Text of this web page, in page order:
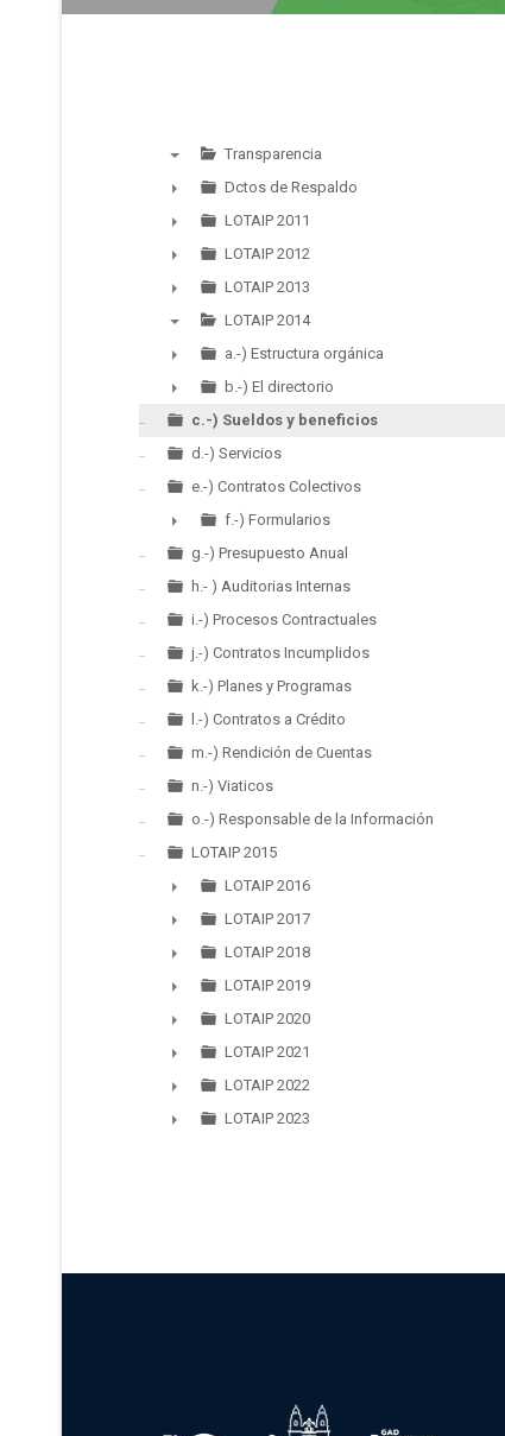
▼
Transparencia
►
Dctos de Respaldo
►
LOTAIP 2011
►
LOTAIP 2012
►
LOTAIP 2013
▼
LOTAIP 2014
►
a.-) Estructura orgánica
►
b.-) El directorio
c.-) Sueldos y beneficios
d.-) Servicios
e.-) Contratos Colectivos
►
f.-) Formularios
g.-) Presupuesto Anual
h.- ) Auditorias Internas
i.-) Procesos Contractuales
j.-) Contratos Incumplidos
k.-) Planes y Programas
l.-) Contratos a Crédito
m.-) Rendición de Cuentas
n.-) Viaticos
o.-) Responsable de la Información
LOTAIP 2015
►
LOTAIP 2016
►
LOTAIP 2017
►
LOTAIP 2018
►
LOTAIP 2019
►
LOTAIP 2020
►
LOTAIP 2021
►
LOTAIP 2022
LOTAIP 2023